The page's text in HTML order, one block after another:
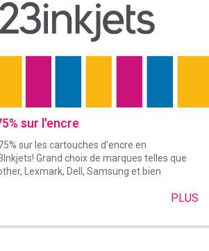
sur l'encre
sur les cartouches d'encre en
Grand choix de marques telles que
Lexmark, Dell, Samsung et bien
PLUS